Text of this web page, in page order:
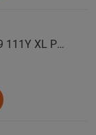
COMFORSER Автошина 285/45 ZR19 111Y XL PURESPEED лето